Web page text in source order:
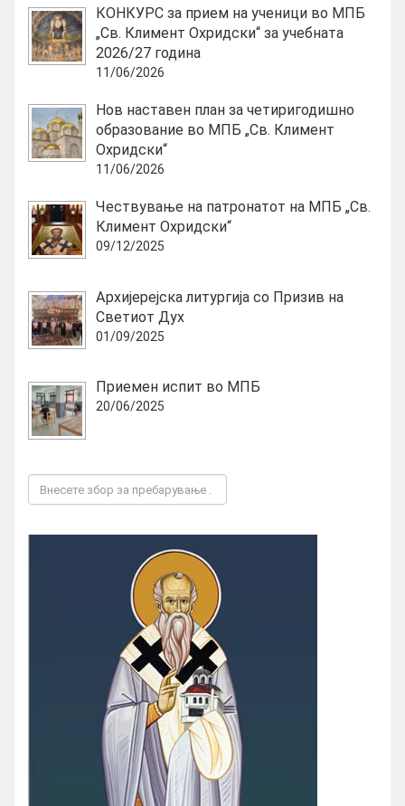
КОНКУРС за прием на ученици во МПБ
„Св. Климент Охридски“ за учебната
2026/27 година
11/06/2026
Нов наставен план за четиригодишно
образование во МПБ „Св. Климент
Охридски“
11/06/2026
Чествување на патронатот на МПБ „Св.
Климент Охридски“
09/12/2025
Архијерејска литургија со Призив на
Светиот Дух
01/09/2025
Приемен испит во МПБ
20/06/2025